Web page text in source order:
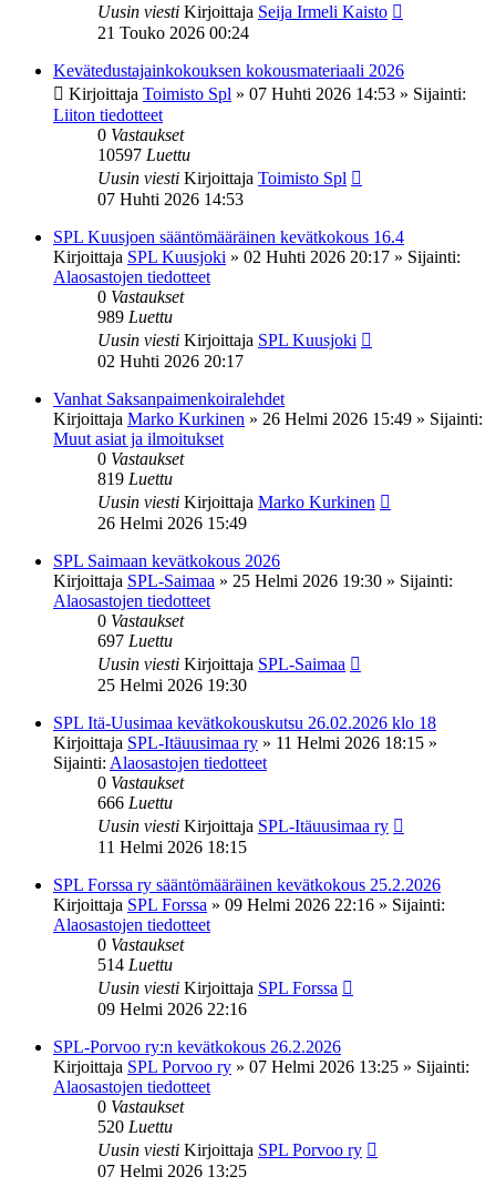
Uusin viesti Kirjoittaja Seija Irmeli Kaisto
21 Touko 2026 00:24
Kevätedustajainkokouksen kokousmateriaali 2026
Kirjoittaja Toimisto Spl » 07 Huhti 2026 14:53 » Sijainti:
Liiton tiedotteet
0 Vastaukset
10597 Luettu
Uusin viesti Kirjoittaja Toimisto Spl
07 Huhti 2026 14:53
SPL Kuusjoen sääntömääräinen kevätkokous 16.4
Kirjoittaja SPL Kuusjoki » 02 Huhti 2026 20:17 » Sijainti:
Alaosastojen tiedotteet
0 Vastaukset
989 Luettu
Uusin viesti Kirjoittaja SPL Kuusjoki
02 Huhti 2026 20:17
Vanhat Saksanpaimenkoiralehdet
Kirjoittaja Marko Kurkinen » 26 Helmi 2026 15:49 » Sijainti:
Muut asiat ja ilmoitukset
0 Vastaukset
819 Luettu
Uusin viesti Kirjoittaja Marko Kurkinen
26 Helmi 2026 15:49
SPL Saimaan kevätkokous 2026
Kirjoittaja SPL-Saimaa » 25 Helmi 2026 19:30 » Sijainti:
Alaosastojen tiedotteet
0 Vastaukset
697 Luettu
Uusin viesti Kirjoittaja SPL-Saimaa
25 Helmi 2026 19:30
SPL Itä-Uusimaa kevätkokouskutsu 26.02.2026 klo 18
Kirjoittaja SPL-Itäuusimaa ry » 11 Helmi 2026 18:15 »
Sijainti: Alaosastojen tiedotteet
0 Vastaukset
666 Luettu
Uusin viesti Kirjoittaja SPL-Itäuusimaa ry
11 Helmi 2026 18:15
SPL Forssa ry sääntömääräinen kevätkokous 25.2.2026
Kirjoittaja SPL Forssa » 09 Helmi 2026 22:16 » Sijainti:
Alaosastojen tiedotteet
0 Vastaukset
514 Luettu
Uusin viesti Kirjoittaja SPL Forssa
09 Helmi 2026 22:16
SPL-Porvoo ry:n kevätkokous 26.2.2026
Kirjoittaja SPL Porvoo ry » 07 Helmi 2026 13:25 » Sijainti:
Alaosastojen tiedotteet
0 Vastaukset
520 Luettu
Uusin viesti Kirjoittaja SPL Porvoo ry
07 Helmi 2026 13:25